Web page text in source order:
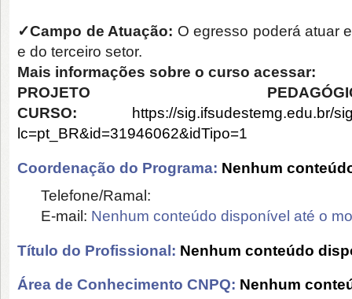
✓Campo de Atuação: O egresso poderá atuar
e do terceiro setor.
Mais informações sobre o curso acessar:
PROJETO
CURSO: https://sig.ifsudestemg.edu.br/
lc=pt_BR&id=31946062&idTipo=1
Coordenação do Programa: Nenhum
Telefone/Ramal:
E-mail: Nenhum conteúdo disponível até o
Título do Profissional: Nenhum conteúdo
Área de Conhecimento CNPQ: Nenhum